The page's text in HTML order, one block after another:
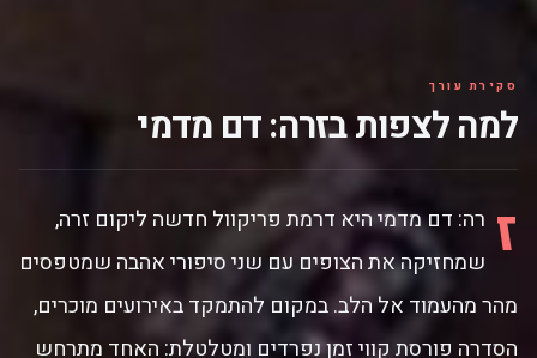
שרה ויקרס
סקירת עורך
למה לצפות בזרה: דם מדמי
ז רה: דם מדמי היא דרמת פריקוול חדשה ליקום זרה,
שמחזיקה את הצופים עם שני סיפורי אהבה שמטפסים
מהר מהעמוד אל הלב. במקום להתמקד באירועים מוכרים,
הסדרה פורסת קווי זמן נפרדים ומטלטלת: האחד מתרחש